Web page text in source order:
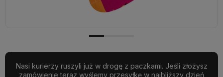
Nasi kurierzy ruszyli już w drogę z paczkami. Jeśli złożysz
zamówienie teraz wyślemy przesyłkę w najbliższy dzień